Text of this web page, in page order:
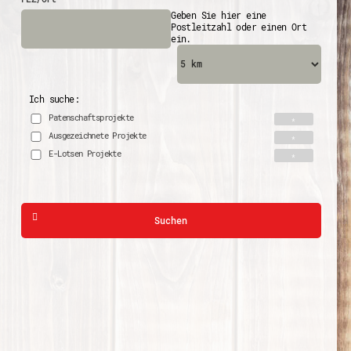
Geben Sie hier eine
Postleitzahl oder einen Ort
ein.
Ich suche:
Patenschaftsprojekte
Ausgezeichnete Projekte
E-Lotsen Projekte
Suchen